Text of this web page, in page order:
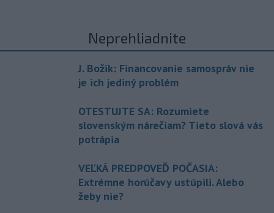
Neprehliadnite
J. Božik: Financovanie samospráv nie
je ich jediný problém
OTESTUJTE SA: Rozumiete
slovenským nárečiam? Tieto slová vás
potrápia
VEĽKÁ PREDPOVEĎ POČASIA:
Extrémne horúčavy ustúpili. Alebo
žeby nie?